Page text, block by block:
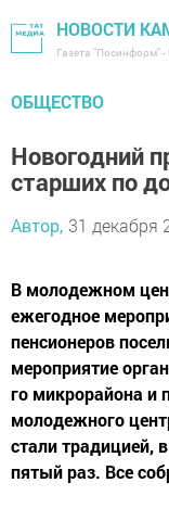
НОВОСТИ
Газета "Посинформ"
ОБЩЕСТВО
Новогодний
старших по
Автор, 31 декабря
В молодежном
ежегодное
пенсионеров
мероприятие
го микрорайона и
молодежного
стали традицией,
пятый раз. Все